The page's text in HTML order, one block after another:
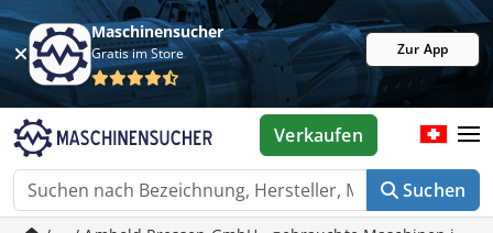
Maschinensucher
Gratis im Store Zur App
Suchen
Verkaufen